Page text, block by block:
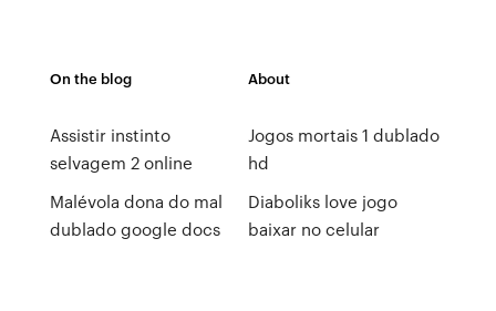
On the blog
Assistir instinto
selvagem 2 online
Malévola dona do mal
dublado google docs
About
Jogos mortais 1 dublado
hd
Diaboliks love jogo
baixar no celular